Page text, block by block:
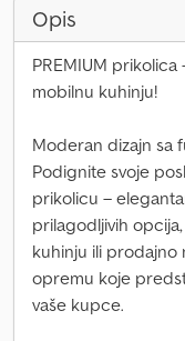
Opis
PREMIUM prikolica
mobilnu kuhinju!
Moderan dizajn sa
Podignite svoje
prikolicu –
prilagodljivih
kuhinju ili prodajno
opremu koje
vaše kupce.